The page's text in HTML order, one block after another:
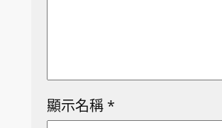
顯示名稱 *